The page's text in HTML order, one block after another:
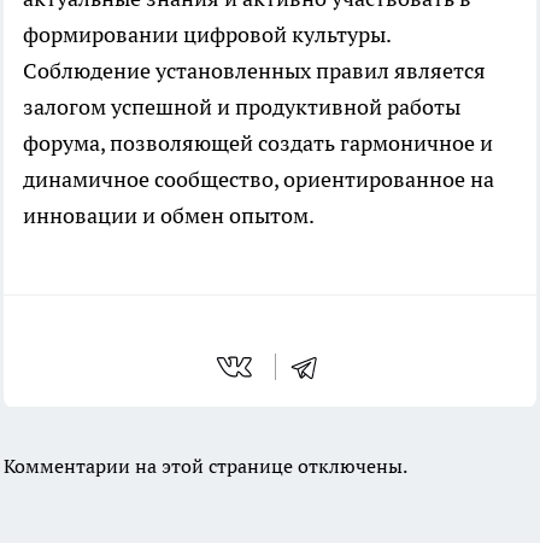
формировании цифровой культуры.
Соблюдение установленных правил является
залогом успешной и продуктивной работы
форума, позволяющей создать гармоничное и
динамичное сообщество, ориентированное на
инновации и обмен опытом.
Комментарии на этой странице отключены.